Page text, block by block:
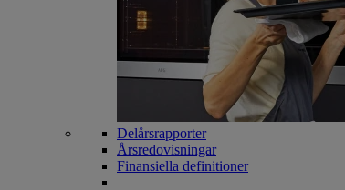
Delårsrapporter
Årsredovisningar
Finansiella definitioner